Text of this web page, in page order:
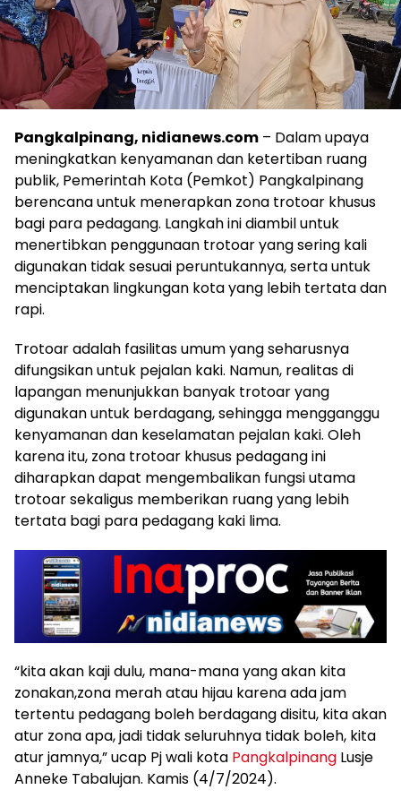
Pangkalpinang, nidianews.com – Dalam upaya
meningkatkan kenyamanan dan ketertiban ruang
publik, Pemerintah Kota (Pemkot) Pangkalpinang
berencana untuk menerapkan zona trotoar khusus
bagi para pedagang. Langkah ini diambil untuk
menertibkan penggunaan trotoar yang sering kali
digunakan tidak sesuai peruntukannya, serta untuk
menciptakan lingkungan kota yang lebih tertata dan
rapi.
Trotoar adalah fasilitas umum yang seharusnya
difungsikan untuk pejalan kaki. Namun, realitas di
lapangan menunjukkan banyak trotoar yang
digunakan untuk berdagang, sehingga mengganggu
kenyamanan dan keselamatan pejalan kaki. Oleh
karena itu, zona trotoar khusus pedagang ini
diharapkan dapat mengembalikan fungsi utama
trotoar sekaligus memberikan ruang yang lebih
tertata bagi para pedagang kaki lima.
“kita akan kaji dulu, mana-mana yang akan kita
zonakan,zona merah atau hijau karena ada jam
tertentu pedagang boleh berdagang disitu, kita akan
atur zona apa, jadi tidak seluruhnya tidak boleh, kita
atur jamnya,” ucap Pj wali kota Pangkalpinang Lusje
Anneke Tabalujan. Kamis (4/7/2024).